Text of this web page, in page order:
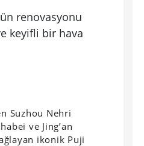
renovasyonu
keyifli bir hava
Suzhou Nehri
ve Jing’an
ikonik Puji